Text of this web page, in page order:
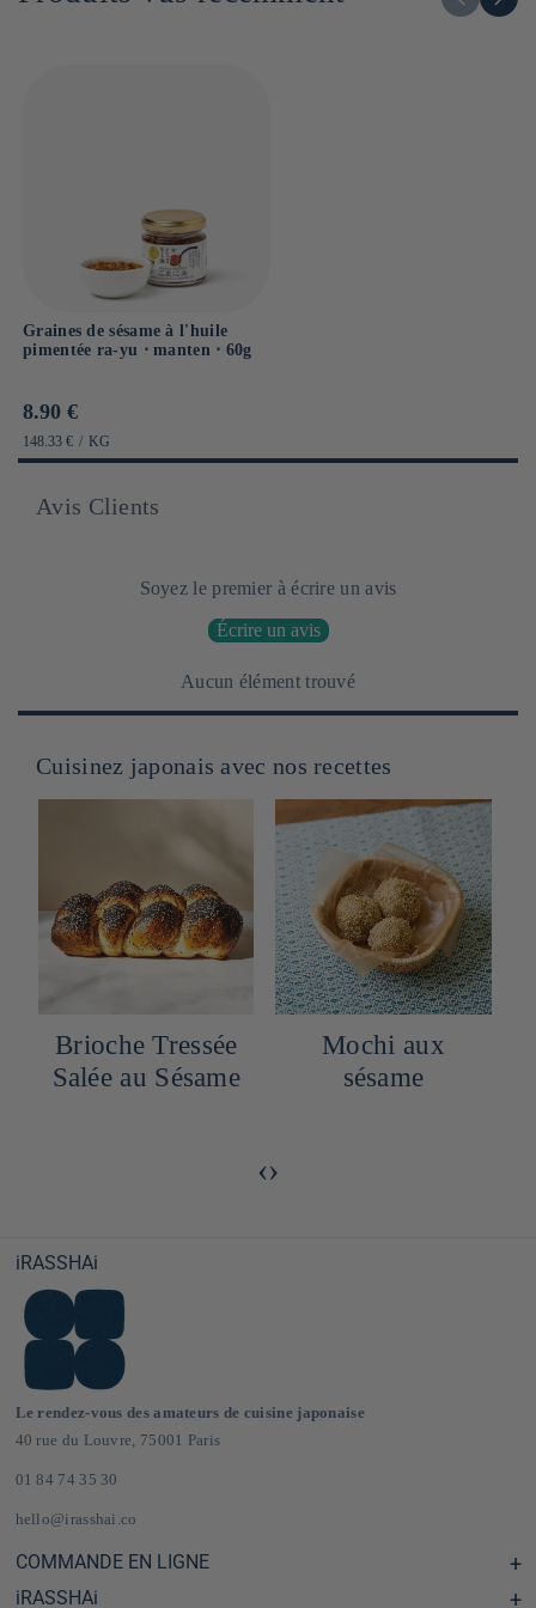
Sel : 1.5g
Graines de sésame à l'huile
pimentée ra-yu ⋅ manten ⋅ 60g
Prix
habituel
8.90 €
PRIX
UNITAIRE
148.33 € / PAR
KG
Avis Clients
Soyez le premier à écrire un avis
Écrire un avis
Aucun élément trouvé
Cuisinez japonais avec nos recettes
Brioche Tressée
Salée au Sésame
Mochi aux
sésame
‹›
iRASSHAi
Le rendez-vous des amateurs de cuisine japonaise
40 rue du Louvre, 75001 Paris
01 84 74 35 30
hello@irasshai.co
COMMANDE EN LIGNE
Centre d'aide & FAQ
iRASSHAi